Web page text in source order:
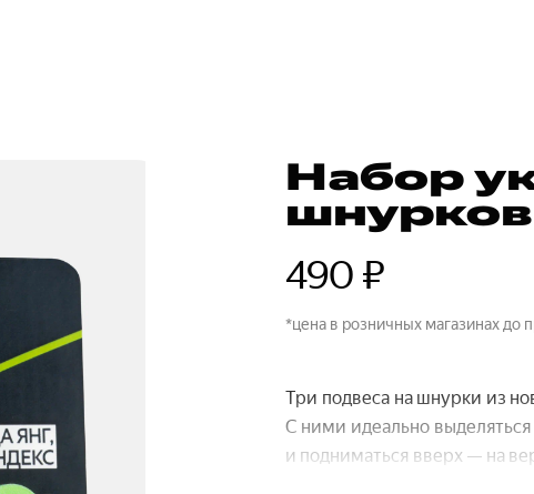
Набор
шнурков
490 ₽
*цена в розничных магазинах до
Три подвеса на шнурки из
С ними идеально
и подниматься вверх — на